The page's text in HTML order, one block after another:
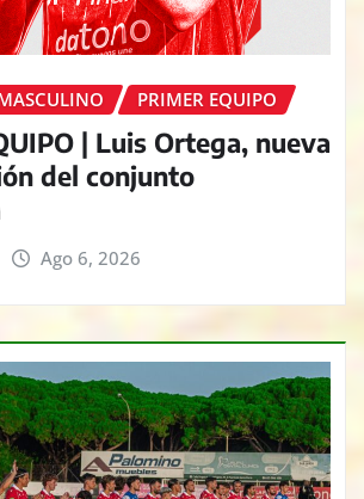
PRIMER EQUIPO
| Luis Ortega, nueva
del conjunto
Ago 6, 2026